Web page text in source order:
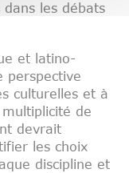
dans les débats
et latino-
perspective
culturelles et à
de
devrait
les choix
discipline et